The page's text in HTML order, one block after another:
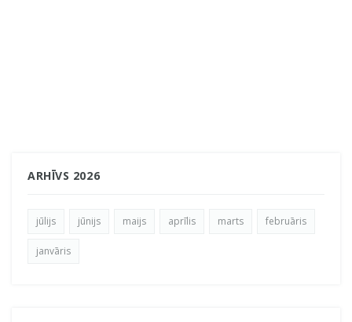
ARHĪVS 2026
jūlijs jūnijs maijs aprīlis marts februāris
janvāris